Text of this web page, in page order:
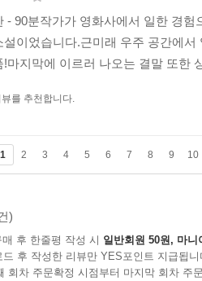
- 90분작가가 영화사에서 일한 경
설이었습니다.근미래 우주 공간에
!마지막에 이르러 나오는 결말 또한
를 추천합니다.
1 2 3 4 5 6 7 8 9 10
)
후 한줄평 작성 시 일반회원 50원, 마니
드 후 작성한 리뷰만 YES포인트 지급됩니
회차 주문확정 시점부터 마지막 회차 주